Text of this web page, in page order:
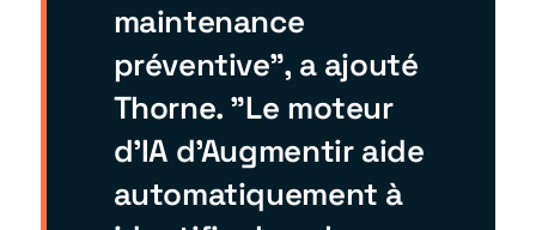
maintenance
préventive", a ajouté
Thorne. "Le moteur
d'IA d'Augmentir aide
automatiquement à